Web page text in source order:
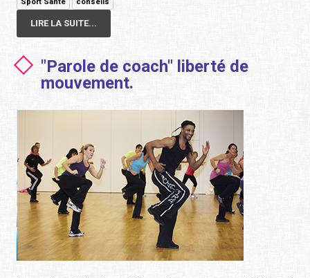
Sport Santé conseils
LIRE LA SUITE...
"Parole de coach" liberté de
mouvement.